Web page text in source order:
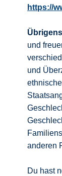
https://
und
und
anderen
Du hast